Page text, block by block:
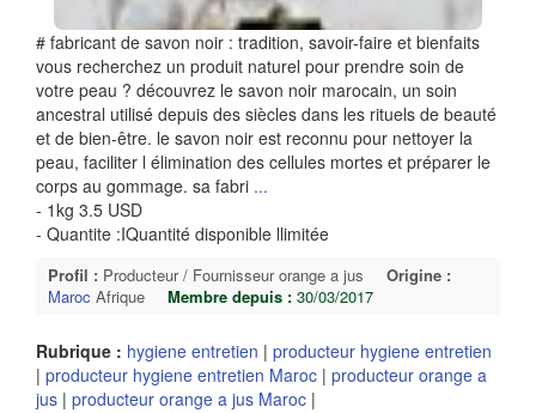
# fabricant de savon noir : tradition, savoir-faire et bienfaits
vous recherchez un produit naturel pour prendre soin de
votre peau ? découvrez le savon noir marocain, un soin
ancestral utilisé depuis des siècles dans les rituels de beauté
et de bien-être. le savon noir est reconnu pour nettoyer la
peau, faciliter l élimination des cellules mortes et préparer le
corps au gommage. sa fabri ...
- 1kg 3.5 USD
- Quantite :IQuantité disponible llimitée
Profil : Producteur / Fournisseur orange a jus
Origine :
Maroc Afrique Membre depuis : 30/03/2017
Rubrique : hygiene entretien | producteur hygiene entretien
| producteur hygiene entretien Maroc | producteur orange a
jus | producteur orange a jus Maroc |